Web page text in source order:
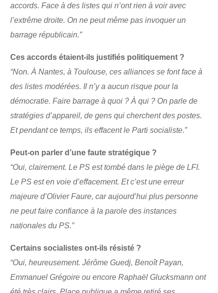
accords. Face à des listes qui n’ont rien à voir avec
l’extrême droite. On ne peut même pas invoquer un
barrage républicain.”
Ces accords étaient-ils justifiés politiquement ?
“Non. À Nantes, à Toulouse, ces alliances se font face à
des listes modérées. Il n’y a aucun risque pour la
démocratie. Faire barrage à quoi ? À qui ? On parle de
stratégies d’appareil, de gens qui cherchent des postes.
Et pendant ce temps, ils effacent le Parti socialiste.”
Peut-on parler d’une faute stratégique ?
“Oui, clairement. Le PS est tombé dans le piège de LFI.
Le PS est en voie d’effacement. Et c’est une erreur
majeure d’Olivier Faure, car aujourd’hui plus personne
ne peut faire confiance à la parole des instances
nationales du PS.”
Certains socialistes ont-ils résisté ?
“Oui, heureusement. Jérôme Guedj, Benoît Payan,
Emmanuel Grégoire ou encore Raphaël Glucksmann ont